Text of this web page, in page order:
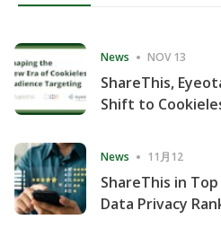
News NOV 13
ShareThis,
Shift to
News 11月12
ShareThis in
Data Privacy